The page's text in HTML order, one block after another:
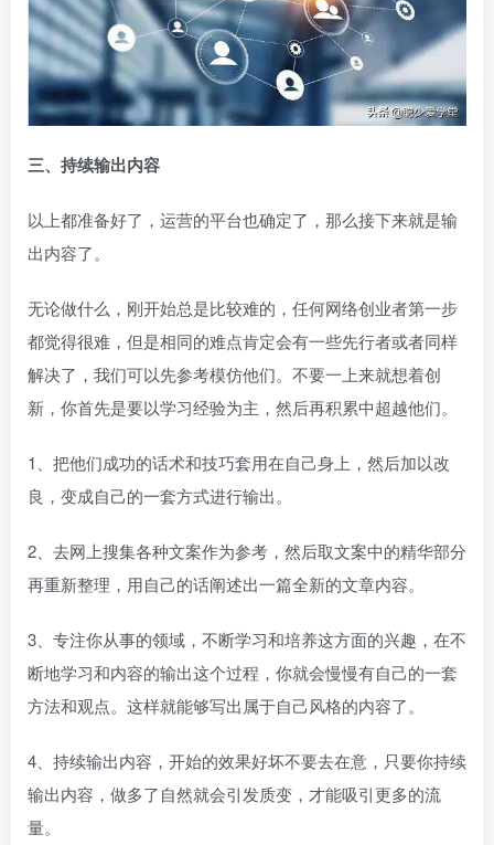
三、持续输出内容
以上都准备好了，运营的平台也确定了，那么接下来就是输
出内容了。
无论做什么，刚开始总是比较难的，任何网络创业者第一步
都觉得很难，但是相同的难点肯定会有一些先行者或者同样
解决了，我们可以先参考模仿他们。不要一上来就想着创
新，你首先是要以学习经验为主，然后再积累中超越他们。
1、把他们成功的话术和技巧套用在自己身上，然后加以改
良，变成自己的一套方式进行输出。
2、去网上搜集各种文案作为参考，然后取文案中的精华部分
再重新整理，用自己的话阐述出一篇全新的文章内容。
3、专注你从事的领域，不断学习和培养这方面的兴趣，在不
断地学习和内容的输出这个过程，你就会慢慢有自己的一套
方法和观点。这样就能够写出属于自己风格的内容了。
4、持续输出内容，开始的效果好坏不要去在意，只要你持续
输出内容，做多了自然就会引发质变，才能吸引更多的流
量。